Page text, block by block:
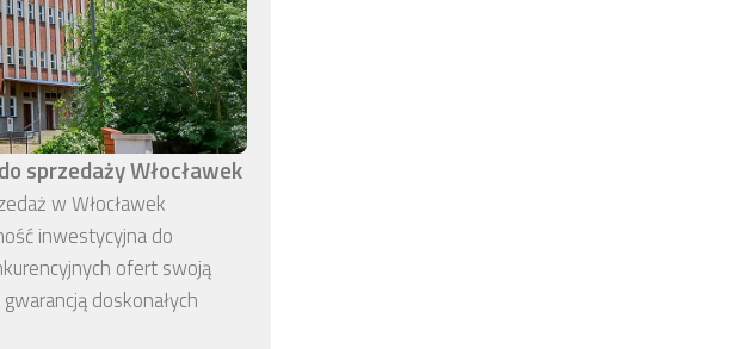
sprzedaży Włocławek
w Włocławek
inwestycyjna do
ofert swoją
doskonałych